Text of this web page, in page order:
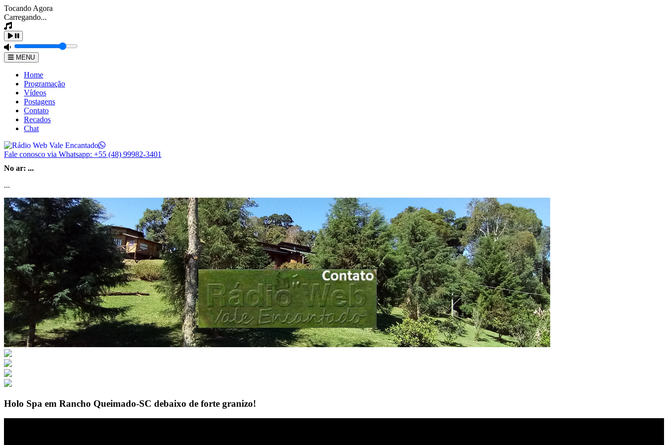
Tocando Agora
Carregando...
MENU
Home
Programação
Vídeos
Postagens
Contato
Recados
Chat
Fale conosco via Whatsapp: +55 (48) 99982-3401
No ar: ...
...
Holo Spa em Rancho Queimado-SC debaixo de forte granizo!